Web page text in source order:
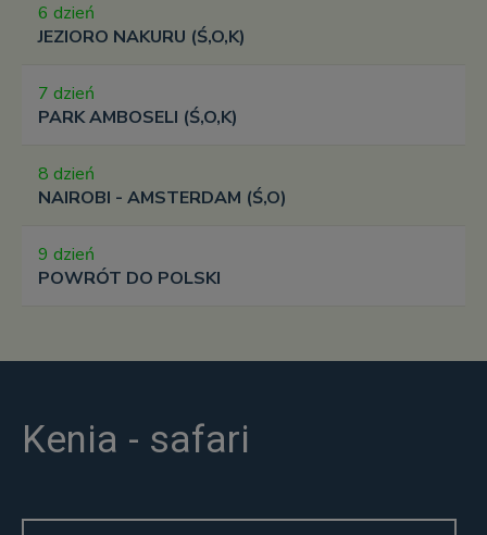
6 dzień
JEZIORO NAKURU (Ś,O,K)
7 dzień
PARK AMBOSELI (Ś,O,K)
8 dzień
NAIROBI - AMSTERDAM (Ś,O)
9 dzień
POWRÓT DO POLSKI
Kenia - safari